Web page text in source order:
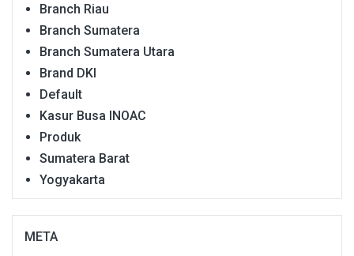
Branch Riau
Branch Sumatera
Branch Sumatera Utara
Brand DKI
Default
Kasur Busa INOAC
Produk
Sumatera Barat
Yogyakarta
META